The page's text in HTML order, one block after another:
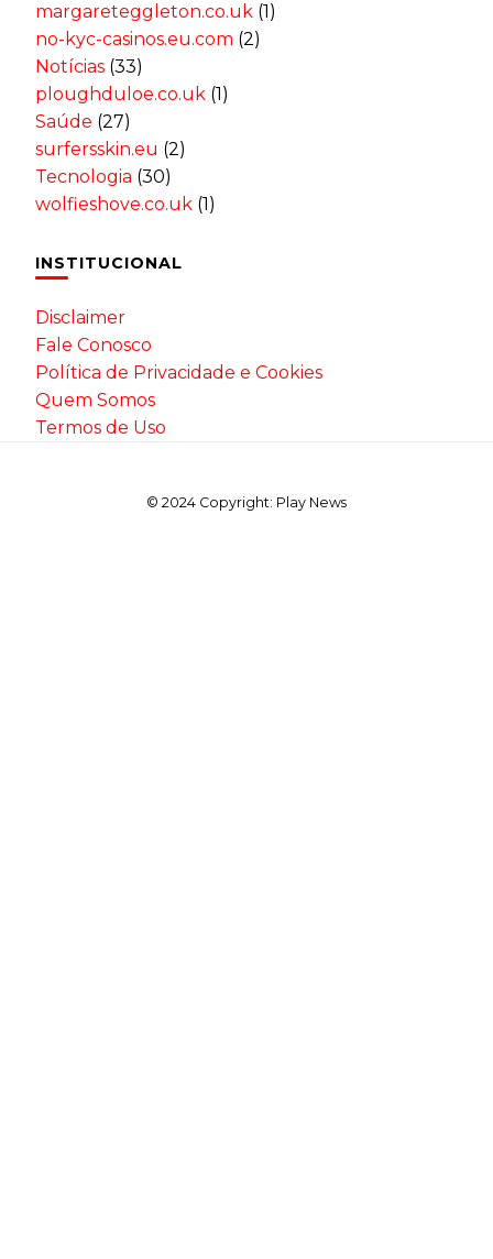
margareteggleton.co.uk (1)
no-kyc-casinos.eu.com (2)
Notícias (33)
ploughduloe.co.uk (1)
Saúde (27)
surfersskin.eu (2)
Tecnologia (30)
wolfieshove.co.uk (1)
INSTITUCIONAL
Disclaimer
Fale Conosco
Política de Privacidade e Cookies
Quem Somos
Termos de Uso
© 2024 Copyright: Play News